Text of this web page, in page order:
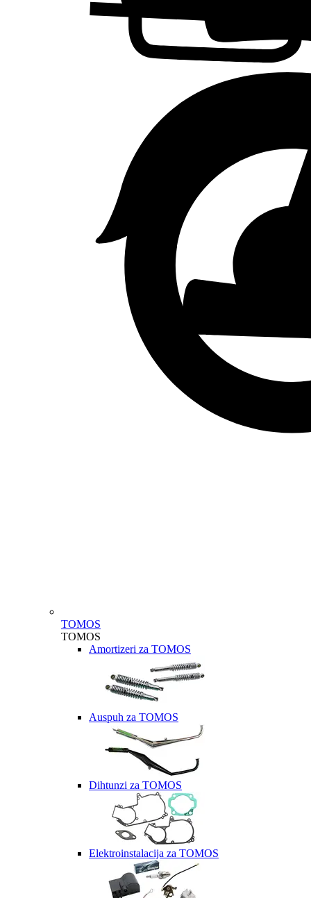
TOMOS
TOMOS
Amortizeri za TOMOS
Auspuh za TOMOS
Dihtunzi za TOMOS
Elektroinstalacija za TOMOS